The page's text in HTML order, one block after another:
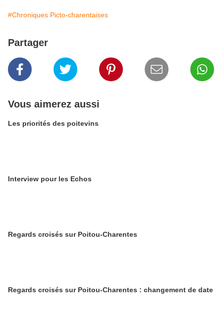
#Chroniques Picto-charentaises
Partager
Vous aimerez aussi
Les priorités des poitevins
Interview pour les Echos
Regards croisés sur Poitou-Charentes
Regards croisés sur Poitou-Charentes : changement de date